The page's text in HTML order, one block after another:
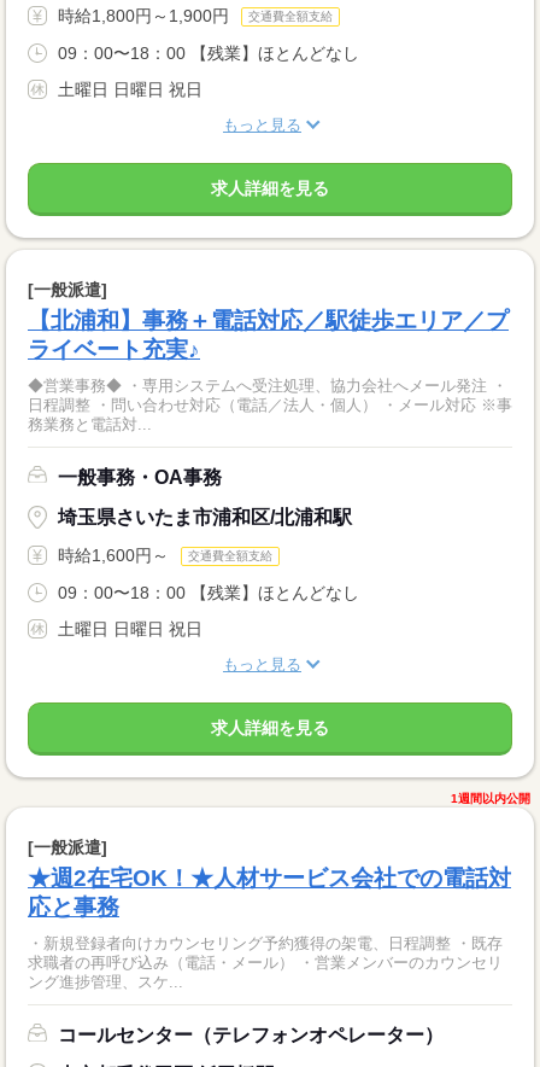
時給1,800円～1,900円 交通費全額支給
09：00〜18：00 【残業】ほとんどなし
土曜日 日曜日 祝日
もっと見る
求人詳細を見る
[一般派遣]
【北浦和】事務＋電話対応／駅徒歩エリア／プ
ライベート充実♪
◆営業事務◆ ・専用システムへ受注処理、協力会社へメール発注 ・
日程調整 ・問い合わせ対応（電話／法人・個人） ・メール対応 ※事
務業務と電話対...
一般事務・OA事務
埼玉県さいたま市浦和区/北浦和駅
時給1,600円～ 交通費全額支給
09：00〜18：00 【残業】ほとんどなし
土曜日 日曜日 祝日
もっと見る
求人詳細を見る
1週間以内公開
[一般派遣]
★週2在宅OK！★人材サービス会社での電話対
応と事務
・新規登録者向けカウンセリング予約獲得の架電、日程調整 ・既存
求職者の再呼び込み（電話・メール） ・営業メンバーのカウンセリ
ング進捗管理、スケ...
コールセンター（テレフォンオペレーター）